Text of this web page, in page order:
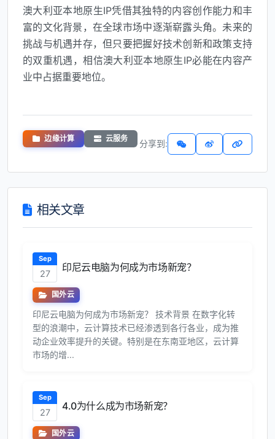
澳大利亚本地原生IP凭借其独特的内容创作能力和丰
富的文化背景，在全球市场中逐渐崭露头角。未来的
挑战与机遇并存，但只要把握好技术创新和政策支持
的双重机遇，相信澳大利亚本地原生IP必能在内容产
业中占据重要地位。
边缘计算 云服务 分享到:
相关文章
Sep
27
印尼云电脑为何成为市场新宠？
国外云
印尼云电脑为何成为市场新宠？ 技术背景 在数字化转
型的浪潮中，云计算技术已经渗透到各行各业，成为推
动企业效率提升的关键。特别是在东南亚地区，云计算
市场的增...
Sep
27
4.0为什么成为市场新宠？
国外云